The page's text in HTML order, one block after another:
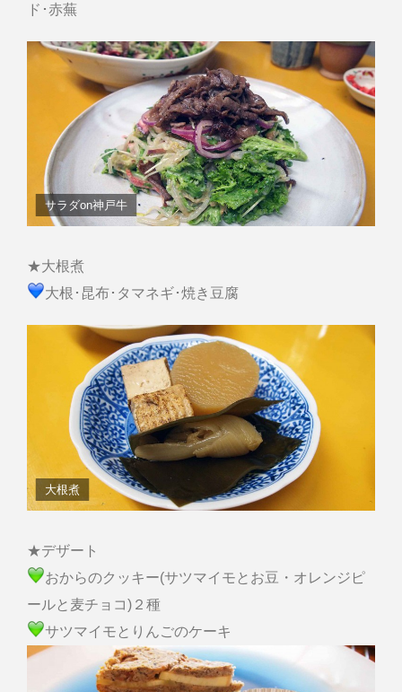
ド･赤蕪
サラダon神戸牛
★大根煮
大根･昆布･タマネギ･焼き豆腐
大根煮
★デザート
おからのクッキー(サツマイモとお豆・オレンジピ
ールと麦チョコ)２種
サツマイモとりんごのケーキ